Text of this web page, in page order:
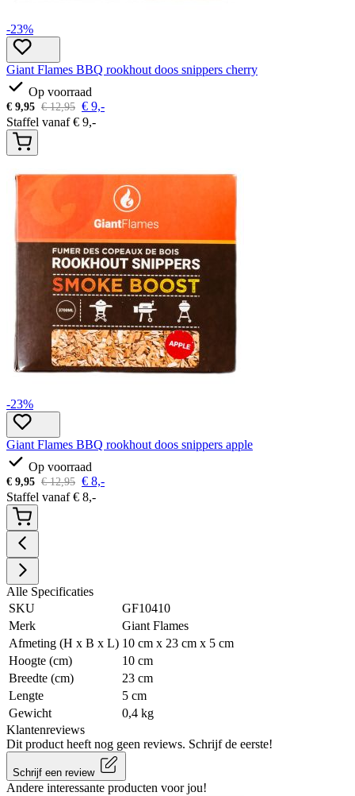
-23%
Giant Flames BBQ rookhout doos snippers cherry
Op voorraad
€ 9,95 €12,95 € 9,-
Staffel vanaf€ 9,-
-23%
Giant Flames BBQ rookhout doos snippers apple
Op voorraad
€ 9,95 €12,95 € 8,-
Staffel vanaf€ 8,-
Alle Specificaties
SKU
GF10410
Merk
Giant Flames
Afmeting (H x B x L) 10 cm x 23 cm x 5 cm
Hoogte (cm)
10 cm
Breedte (cm)
23 cm
Lengte
5 cm
Gewicht
0,4 kg
Klantenreviews
Dit product heeft nog geen reviews. Schrijf de eerste!
Schrijf een review
Andere interessante producten voor jou!